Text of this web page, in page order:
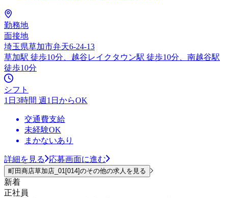
勤務地
面接地
埼玉県草加市弁天6-24-13
草加駅 徒歩10分、越谷レイクタウン駅 徒歩10分、南越谷駅
徒歩10分
シフト
1日3時間 週1日からOK
交通費支給
未経験OK
まかないあり
詳細を見る 応募画面に進む
町田商店草加店_01[014]のその他の求人を見る
新着
正社員